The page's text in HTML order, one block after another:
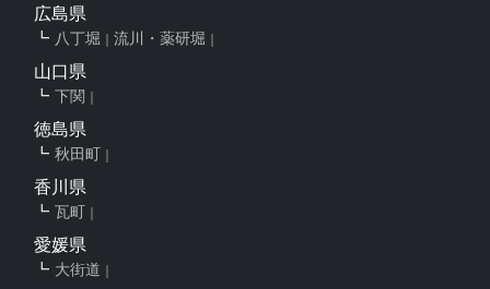
広島県
八丁堀 流川・薬研堀
山口県
下関
徳島県
秋田町
香川県
瓦町
愛媛県
大街道